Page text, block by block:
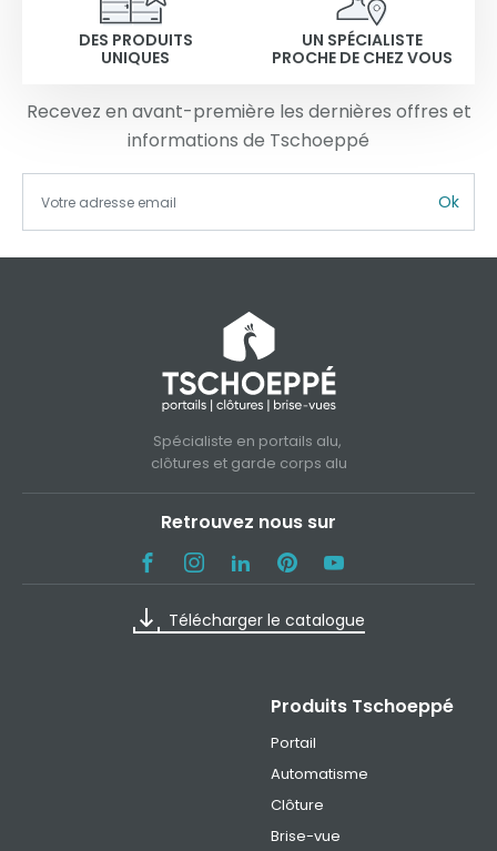
DES PRODUITS
UNIQUES
UN SPÉCIALISTE
PROCHE DE CHEZ VOUS
Recevez en avant-première les dernières offres et
informations de Tschoeppé
Ok
Spécialiste en portails alu,
clôtures et garde corps alu
Retrouvez nous sur
Télécharger le catalogue
Produits Tschoeppé
Portail
Automatisme
Clôture
Brise-vue